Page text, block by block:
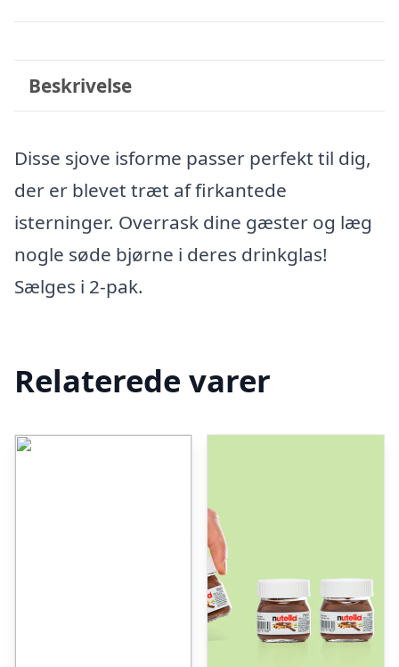
Beskrivelse
Disse sjove isforme passer perfekt til dig,
der er blevet træt af firkantede
isterninger. Overrask dine gæster og læg
nogle søde bjørne i deres drinkglas!
Sælges i 2-pak.
Relaterede varer